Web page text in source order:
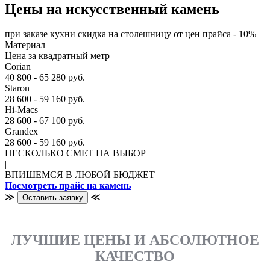
Цены на искусственный камень
при заказе кухни скидка на столешницу от цен прайса - 10%
Материал
Цена за квадратный метр
Corian
40 800 - 65 280 руб.
Staron
28 600 - 59 160 руб.
Hi-Macs
28 600 - 67 100 руб.
Grandex
28 600 - 59 160 руб.
НЕСКОЛЬКО СМЕТ НА ВЫБОР
|
ВПИШЕМСЯ В ЛЮБОЙ БЮДЖЕТ
Посмотреть прайс на камень
≫
Оставить заявку ≪
ЛУЧШИЕ ЦЕНЫ И АБСОЛЮТНОЕ
КАЧЕСТВО